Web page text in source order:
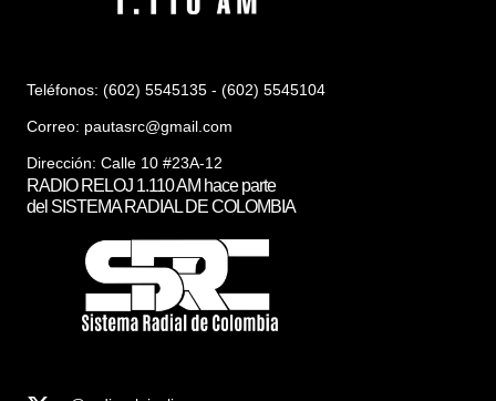
Teléfonos: (602) 5545135 - (602) 5545104
Correo: pautasrc@gmail.com
Dirección: Calle 10 #23A-12
RADIO RELOJ 1.110 AM hace parte
del SISTEMA RADIAL DE COLOMBIA